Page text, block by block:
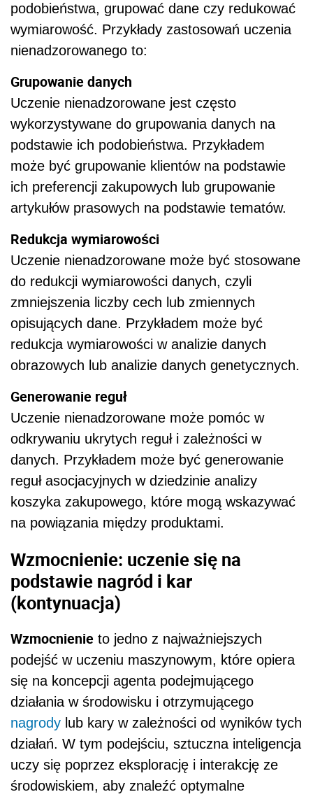
podobieństwa, grupować dane czy redukować
wymiarowość. Przykłady zastosowań uczenia
nienadzorowanego to:
Grupowanie danych
Uczenie nienadzorowane jest często
wykorzystywane do grupowania danych na
podstawie ich podobieństwa. Przykładem
może być grupowanie klientów na podstawie
ich preferencji zakupowych lub grupowanie
artykułów prasowych na podstawie tematów.
Redukcja wymiarowości
Uczenie nienadzorowane może być stosowane
do redukcji wymiarowości danych, czyli
zmniejszenia liczby cech lub zmiennych
opisujących dane. Przykładem może być
redukcja wymiarowości w analizie danych
obrazowych lub analizie danych genetycznych.
Generowanie reguł
Uczenie nienadzorowane może pomóc w
odkrywaniu ukrytych reguł i zależności w
danych. Przykładem może być generowanie
reguł asocjacyjnych w dziedzinie analizy
koszyka zakupowego, które mogą wskazywać
na powiązania między produktami.
Wzmocnienie: uczenie się na
podstawie nagród i kar
(kontynuacja)
Wzmocnienie to jedno z najważniejszych
podejść w uczeniu maszynowym, które opiera
się na koncepcji agenta podejmującego
działania w środowisku i otrzymującego
nagrody lub kary w zależności od wyników tych
działań. W tym podejściu, sztuczna inteligencja
uczy się poprzez eksplorację i interakcję ze
środowiskiem, aby znaleźć optymalne